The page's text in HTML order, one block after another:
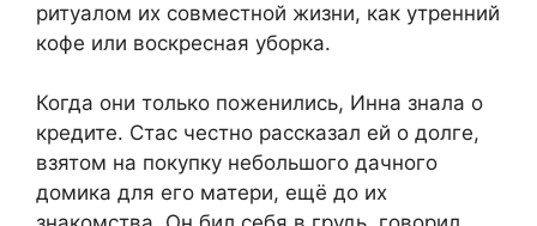
ритуалом их совместной жизни, как утренний
кофе или воскресная уборка.
Когда они только поженились, Инна знала о
кредите. Стас честно рассказал ей о долге,
взятом на покупку небольшого дачного
домика для его матери, ещё до их